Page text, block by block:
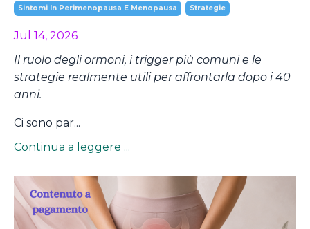
Sintomi In Perimenopausa E Menopausa Strategie
Jul 14, 2026
Il ruolo degli ormoni, i trigger più comuni e le
strategie realmente utili per affrontarla dopo i 40
anni.
Ci sono par...
Continua a leggere ...